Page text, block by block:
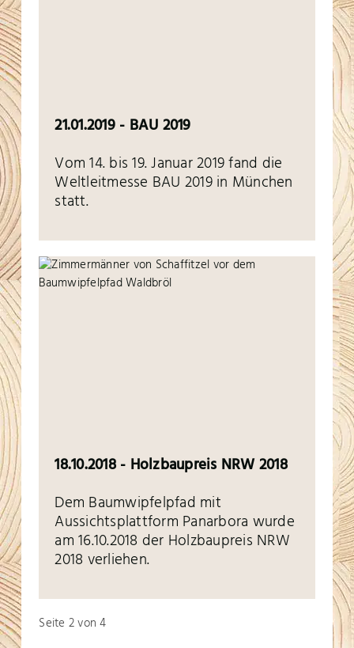
21.01.2019 - BAU 2019
Vom 14. bis 19. Januar 2019 fand die
Weltleitmesse BAU 2019 in München
statt.
18.10.2018 - Holzbaupreis NRW 2018
Dem Baumwipfelpfad mit
Aussichtsplattform Panarbora wurde
am 16.10.2018 der Holzbaupreis NRW
2018 verliehen.
Seite 2 von 4